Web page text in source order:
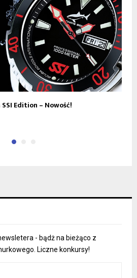
SSI Edition – Nowość!
- bądż na bieżąco z
Liczne konkursy!